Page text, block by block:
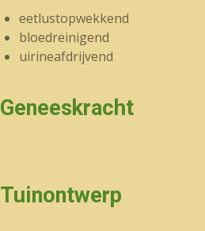
eetlustopwekkend
bloedreinigend
uirineafdrijvend
Geneeskracht
Tuinontwerp